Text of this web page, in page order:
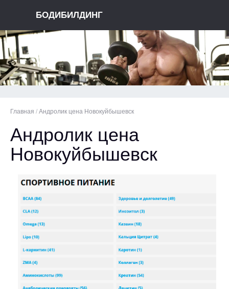
БОДИБИЛДИНГ
Главная / Андролик цена Новокуйбышевск
Андролик цена
Новокуйбышевск